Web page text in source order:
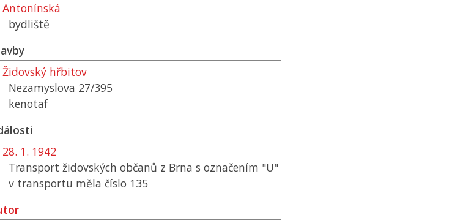
Antonínská
bydliště
Židovský hřbitov
Nezamyslova 27/395
kenotaf
28. 1. 1942
Transport židovských občanů z Brna s označením "U"
v transportu měla číslo 135